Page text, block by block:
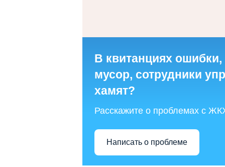
В квитанциях
мусор, сотрудники
хамят?
Расскажите о проблемах с
Написать о проблеме